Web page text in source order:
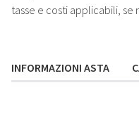
tasse e costi applicabili,
INFORMAZIONI ASTA